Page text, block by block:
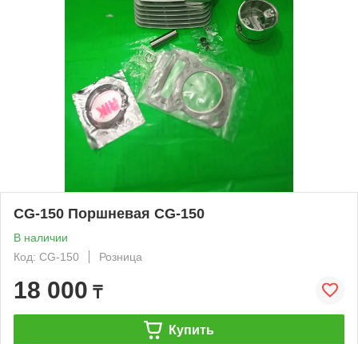
CG-150 Поршневая CG-150
В наличии
Код: CG-150
Розница
18 000 ₸
Купить